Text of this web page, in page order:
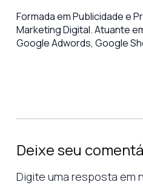
Formada em Publicidade e
Marketing Digital. Atuante
Google Adwords, Google
Deixe seu
Digite uma resposta em